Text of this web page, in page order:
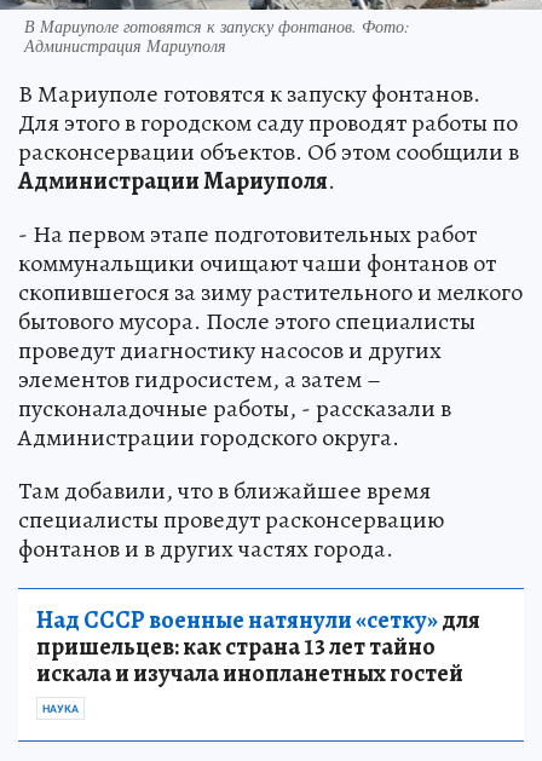
В Мариуполе готовятся к запуску фонтанов. Фото:
Администрация Мариуполя
В Мариуполе готовятся к запуску фонтанов.
Для этого в городском саду проводят работы по
расконсервации объектов. Об этом сообщили в
Администрации Мариуполя.
- На первом этапе подготовительных работ
коммунальщики очищают чаши фонтанов от
скопившегося за зиму растительного и мелкого
бытового мусора. После этого специалисты
проведут диагностику насосов и других
элементов гидросистем, а затем –
пусконаладочные работы, - рассказали в
Администрации городского округа.
Там добавили, что в ближайшее время
специалисты проведут расконсервацию
фонтанов и в других частях города.
Над СССР военные натянули «сетку»для
пришельцев: как страна 13 лет тайно
искала и изучала инопланетных гостей
НАУКА